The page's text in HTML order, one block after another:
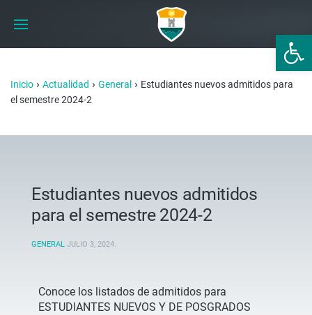
Abrir
Inicio › Actualidad › General › Estudiantes nuevos admitidos para
el semestre 2024-2
Estudiantes nuevos admitidos
para el semestre 2024-2
GENERAL JULIO 3, 2024.
Conoce los listados de admitidos para
ESTUDIANTES NUEVOS Y DE POSGRADOS